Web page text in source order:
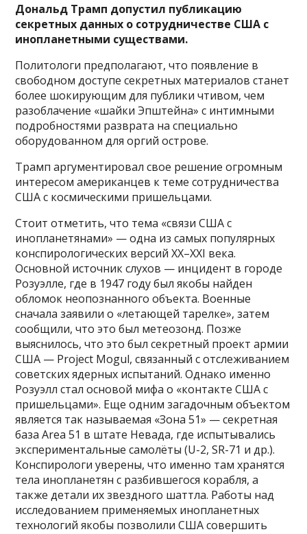
Дональд Трамп допустил публикацию
секретных данных о сотрудничестве США с
инопланетными существами.
Политологи предполагают, что появление в
свободном доступе секретных материалов станет
более шокирующим для публики чтивом, чем
разоблачение «шайки Эпштейна» с интимными
подробностями разврата на специально
оборудованном для оргий острове.
Трамп аргументировал свое решение огромным
интересом американцев к теме сотрудничества
США с космическими пришельцами.
Стоит отметить, что тема «связи США с
инопланетянами» — одна из самых популярных
конспирологических версий XX–XXI века.
Основной источник слухов — инцидент в городе
Розуэлле, где в 1947 году был якобы найден
обломок неопознанного объекта. Военные
сначала заявили о «летающей тарелке», затем
сообщили, что это был метеозонд. Позже
выяснилось, что это был секретный проект армии
США — Project Mogul, связанный с отслеживанием
советских ядерных испытаний. Однако именно
Розуэлл стал основой мифа о «контакте США с
пришельцами». Еще одним загадочным объектом
является так называемая «Зона 51» — секретная
база Area 51 в штате Невада, где испытывались
экспериментальные самолёты (U-2, SR-71 и др.).
Конспирологи уверены, что именно там хранятся
тела инопланетян с разбившегося корабля, а
также детали их звездного шаттла. Работы над
исследованием применяемых инопланетных
технологий якобы позволили США совершить